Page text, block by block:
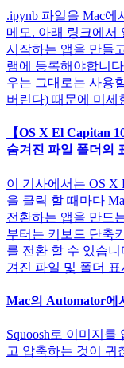
.ipynb 파일을 Mac
메모. 아래 링크에서
시작하는 앱을 만들
램에 등록해야합니
우는 그대로는 사용
버린다) 때문에 미세
【OS X El Capitan
숨겨진 파일 폴더의
이 기사에서는 OS X
을 클릭 할 때마다
전환하는 앱을 만드
부터는 키보드 단축
를 전환 할 수 있습니
겨진 파일 및 폴더
Mac의 Automator에
Squoosh로 이미지
고 압축하는 것이 귀